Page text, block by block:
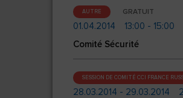
AUTRE GRATUIT
01.04.2014
13:00 - 15:00
Comité Sécurité
SESSION DE COMITÉ CCI FRANCE
28.03.2014 - 29.03.2014